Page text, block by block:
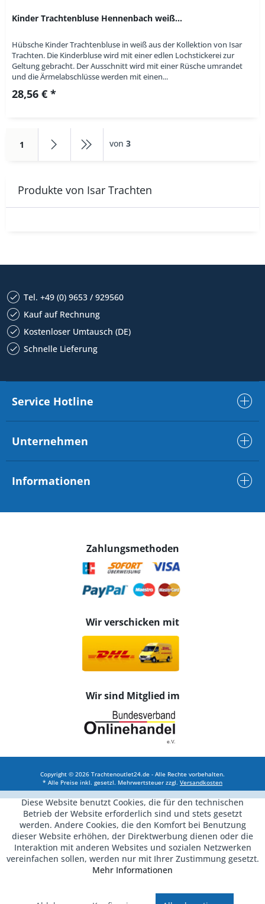
Kinder Trachtenbluse Hennenbach weiß...
Hübsche Kinder Trachtenbluse in weiß aus der Kollektion von Isar
Trachten. Die Kinderbluse wird mit einer edlen Lochstickerei zur
Geltung gebracht. Der Ausschnitt wird mit einer Rüsche umrandet
und die Ärmelabschlüsse werden mit einen...
28,56 € *
1 von 3
Produkte von Isar Trachten
Tel. +49 (0) 9653 / 929560
Kauf auf Rechnung
Kostenloser Umtausch (DE)
Schnelle Lieferung
Service Hotline
Unternehmen
Informationen
Zahlungsmethoden
Wir verschicken mit
Wir sind Mitglied im
Copyright © 2026 Trachtenoutlet24.de - Alle Rechte vorbehalten.
* Alle Preise inkl. gesetzl. Mehrwertsteuer zzgl. Versandkosten
Diese Website benutzt Cookies, die für den technischen
Betrieb der Website erforderlich sind und stets gesetzt
werden. Andere Cookies, die den Komfort bei Benutzung
dieser Website erhöhen, der Direktwerbung dienen oder die
Interaktion mit anderen Websites und sozialen Netzwerken
vereinfachen sollen, werden nur mit Ihrer Zustimmung gesetzt.
Mehr Informationen